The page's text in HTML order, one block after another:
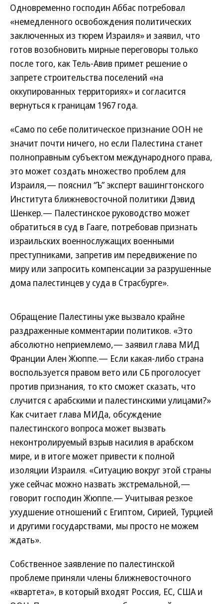
Одновременно господин Аббас потребовал
«немедленного освобождения политических
заключенных из тюрем Израиля» и заявил, что
готов возобновить мирные переговоры только
после того, как Тель-Авив примет решение о
запрете строительства поселений «на
оккупированных территориях» и согласится
вернуться к границам 1967 года.
«Само по себе политическое признание ООН не
значит почти ничего, но если Палестина станет
полноправным субъектом международного права,
это может создать множество проблем для
Израиля,— пояснил “Ъ” эксперт вашингтонского
Института ближневосточной политики Дэвид
Шенкер.— Палестинское руководство может
обратиться в суд в Гааге, потребовав признать
израильских военнослужащих военными
преступниками, запретив им передвижение по
миру или запросить компенсации за разрушенные
дома палестинцев у суда в Страсбурге».
Обращение Палестины уже вызвало крайне
раздраженные комментарии политиков. «Это
абсолютно неприемлемо,— заявил глава МИД
Франции Ален Жюппе.— Если какая-либо страна
воспользуется правом вето или СБ проголосует
против признания, то кто сможет сказать, что
случится с арабскими и палестинскими улицами?»
Как считает глава МИДа, обсуждение
палестинского вопроса может вызвать
неконтролируемый взрыв насилия в арабском
мире, и в итоге может привести к полной
изоляции Израиля. «Ситуацию вокруг этой страны
уже сейчас можно назвать экстремальной,—
говорит господин Жюппе.— Учитывая резкое
ухудшение отношений с Египтом, Сирией, Турцией
и другими государствами, мы просто не можем
ждать».
Собственное заявление по палестинской
проблеме приняли члены ближневосточного
«квартета», в который входят Россия, ЕС, США и